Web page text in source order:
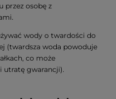
przez osobę z
wody o twardości do
(twardsza woda powoduje
co może
utratę gwarancji).